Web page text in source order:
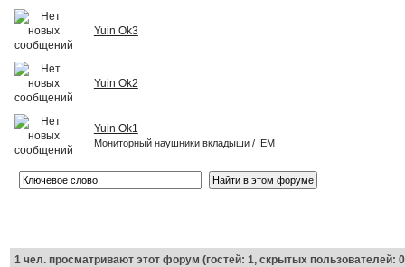
Yuin Ok3
Yuin Ok2
Yuin Ok1
Мониторный наушники вкладыши / IEM
1чел. просматривают этот форум (гостей: 1, скрытых пользователей: